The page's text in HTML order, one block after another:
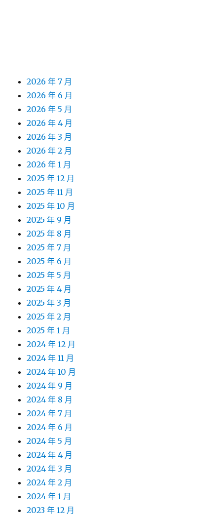
2026 年 7 月
2026 年 6 月
2026 年 5 月
2026 年 4 月
2026 年 3 月
2026 年 2 月
2026 年 1 月
2025 年 12 月
2025 年 11 月
2025 年 10 月
2025 年 9 月
2025 年 8 月
2025 年 7 月
2025 年 6 月
2025 年 5 月
2025 年 4 月
2025 年 3 月
2025 年 2 月
2025 年 1 月
2024 年 12 月
2024 年 11 月
2024 年 10 月
2024 年 9 月
2024 年 8 月
2024 年 7 月
2024 年 6 月
2024 年 5 月
2024 年 4 月
2024 年 3 月
2024 年 2 月
2024 年 1 月
2023 年 12 月